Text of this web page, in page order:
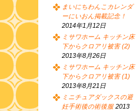
まいにちわんこカレンダ
ーにいおん掲載記念！
2014年1月12日
ミサワホーム キッチン床
下からクロアリ被害 (2)
2013年8月26日
ミサワホーム キッチン床
下からクロアリ被害 (1)
2013年8月21日
ミニチュアダックスの避
妊手術後の術後服 2013